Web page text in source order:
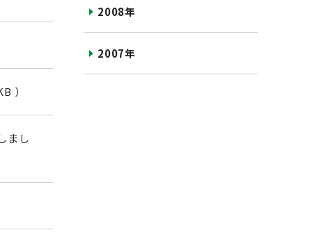
）
まし
2008年
2007年